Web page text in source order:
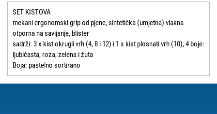
SET KISTOVA
mekani ergonomski grip od pjene, sintetička (umjetna) vlakna
otporna na savijanje, blister
sadrži: 3 x kist okrugli vrh (4, 8 i 12) i 1 x kist plosnati vrh (10), 4 boje:
ljubičasta, roza, zelena i žuta
Boja: pastelno sortirano